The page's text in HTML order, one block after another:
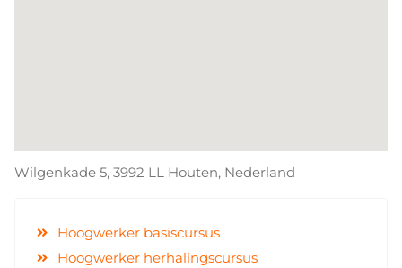
Wilgenkade 5, 3992 LL Houten, Nederland
Hoogwerker basiscursus
Hoogwerker herhalingscursus